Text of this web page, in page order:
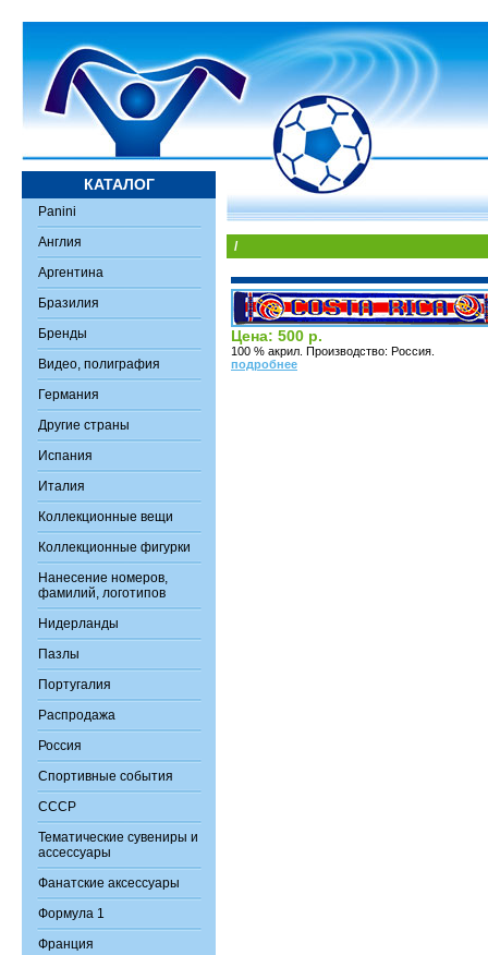
КАТАЛОГ
Panini
Англия
Аргентина
Бразилия
Бренды
Видео, полиграфия
Германия
Другие страны
Испания
Италия
Коллекционные вещи
Коллекционные фигурки
Нанесение номеров,
фамилий, логотипов
Нидерланды
Пазлы
Португалия
Распродажа
Россия
Спортивные события
СССР
Тематические сувениры и
ассессуары
Фанатские аксессуары
Формула 1
Франция
/
Цена: 500 р.
100 % акрил. Производство: Россия.
подробнее